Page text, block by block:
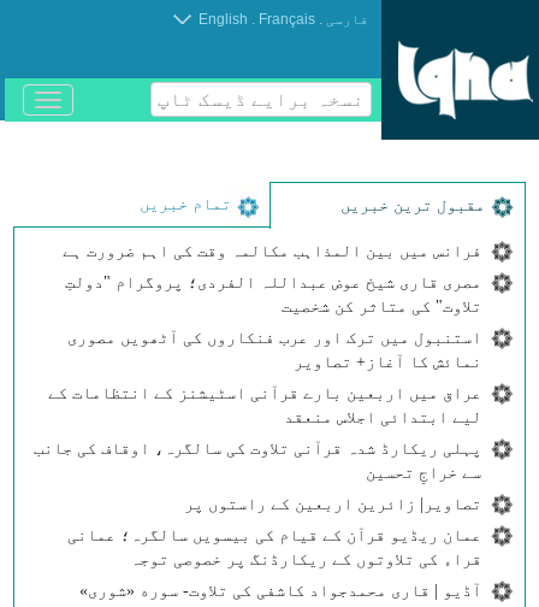
فارسی .
Français
.
English
نسخہ برایے ڈیسک ٹاپ
باز
و
مقبول ترین خبریں تمام خبریں
فرانس میں بین المذاہب مکالمہ وقت کی اہم ضرورت ہے
مصری قاری شیخ عوض عبداللہ الفردی؛ پروگرام "دولتِ
تلاوت" کی متاثر کن شخصیت
استنبول میں ترک اور عرب فنکاروں کی آٹھویں مصوری
نمائش کا آغاز+ تصاویر
عراق میں اربعین بارے قرآنی اسٹیشنز کے انتظامات کے
لیے ابتدائی اجلاس منعقد
پہلی ریکارڈ شدہ قرآنی تلاوت کی سالگرہ، اوقاف کی جانب
سے خراجِ تحسین
تصاویر| زائرین اربعین کے راستوں پر
عمان ریڈیو قرآن کے قیام کی بیسویں سالگرہ؛ عمانی
قراء کی تلاوتوں کے ریکارڈنگ پر خصوصی توجہ
آڈیو | قاری محمدجواد کاشفی کی تلاوت- سوره‌‌ «شوری»